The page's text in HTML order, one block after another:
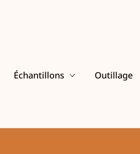
Échantillons Outillage